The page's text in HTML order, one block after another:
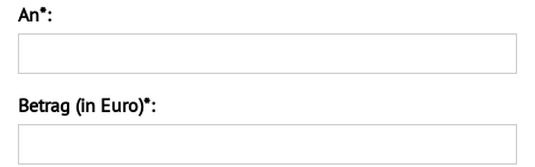
An*:
Betrag (in Euro)*: